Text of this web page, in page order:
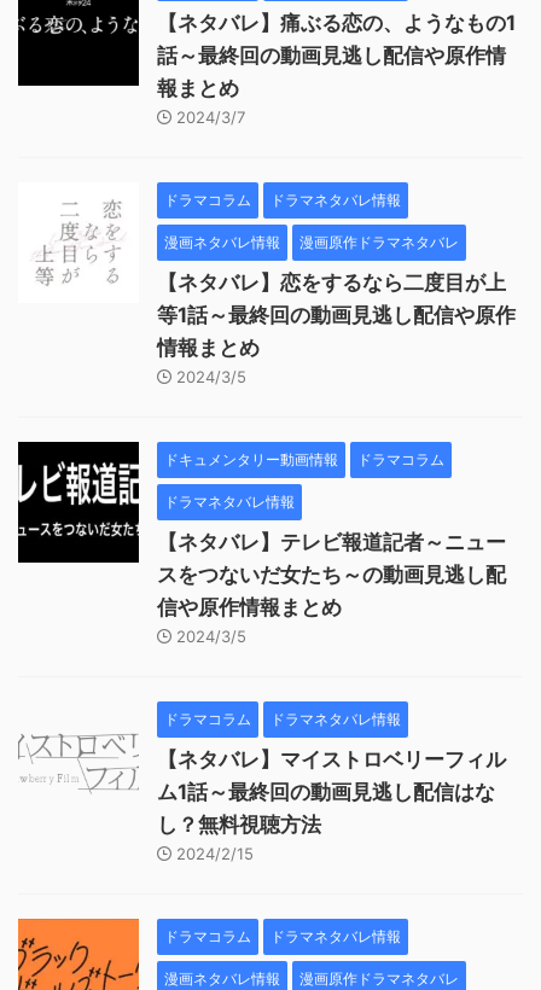
【ネタバレ】痛ぶる恋の、ようなもの1
話～最終回の動画見逃し配信や原作情
報まとめ
2024/3/7
ドラマコラム ドラマネタバレ情報
漫画ネタバレ情報 漫画原作ドラマネタバレ
【ネタバレ】恋をするなら二度目が上
等1話～最終回の動画見逃し配信や原作
情報まとめ
2024/3/5
ドキュメンタリー動画情報 ドラマコラム
ドラマネタバレ情報
【ネタバレ】テレビ報道記者～ニュー
スをつないだ女たち～の動画見逃し配
信や原作情報まとめ
2024/3/5
ドラマコラム ドラマネタバレ情報
【ネタバレ】マイストロベリーフィル
ム1話～最終回の動画見逃し配信はな
し？無料視聴方法
2024/2/15
ドラマコラム ドラマネタバレ情報
漫画ネタバレ情報 漫画原作ドラマネタバレ